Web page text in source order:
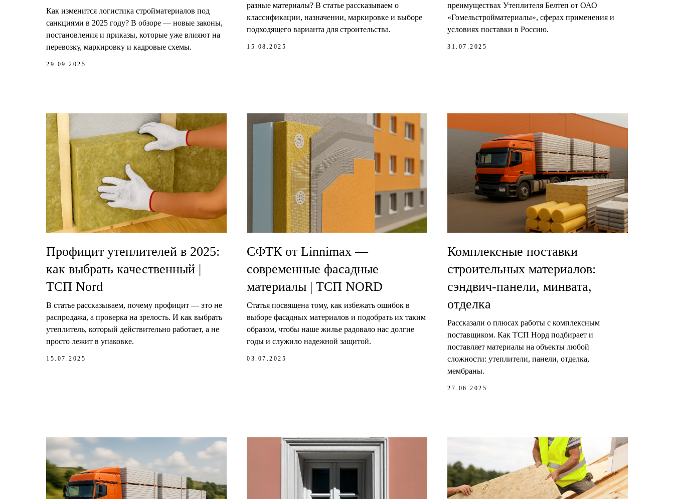
Как изменится логистика стройматериалов под
санкциями в 2025 году? В обзоре — новые законы,
постановления и приказы, которые уже влияют на
перевозку, маркировку и кадровые схемы.
29.09.2025
разные материалы? В статье рассказываем о
классификации, назначении, маркировке и выборе
подходящего варианта для строительства.
15.08.2025
преимуществах Утеплителя Белтеп от ОАО
«Гомельстройматериалы», сферах применения и
условиях поставки в Россию.
31.07.2025
Профицит утеплителей в 2025:
как выбрать качественный |
ТСП Nord
В статье рассказываем, почему профицит — это не
распродажа, а проверка на зрелость. И как выбрать
утеплитель, который действительно работает, а не
просто лежит в упаковке.
15.07.2025
СФТК от Linnimax —
современные фасадные
материалы | TCП NORD
Статья посвящена тому, как избежать ошибок в
выборе фасадных материалов и подобрать их таким
образом, чтобы наше жилье радовало нас долгие
годы и служило надежной защитой.
03.07.2025
Комплексные поставки
строительных материалов:
сэндвич-панели, минвата,
отделка
Рассказали о плюсах работы с комплексным
поставщиком. Как ТСП Норд подбирает и
поставляет материалы на объекты любой
сложности: утеплители, панели, отделка,
мембраны.
27.06.2025